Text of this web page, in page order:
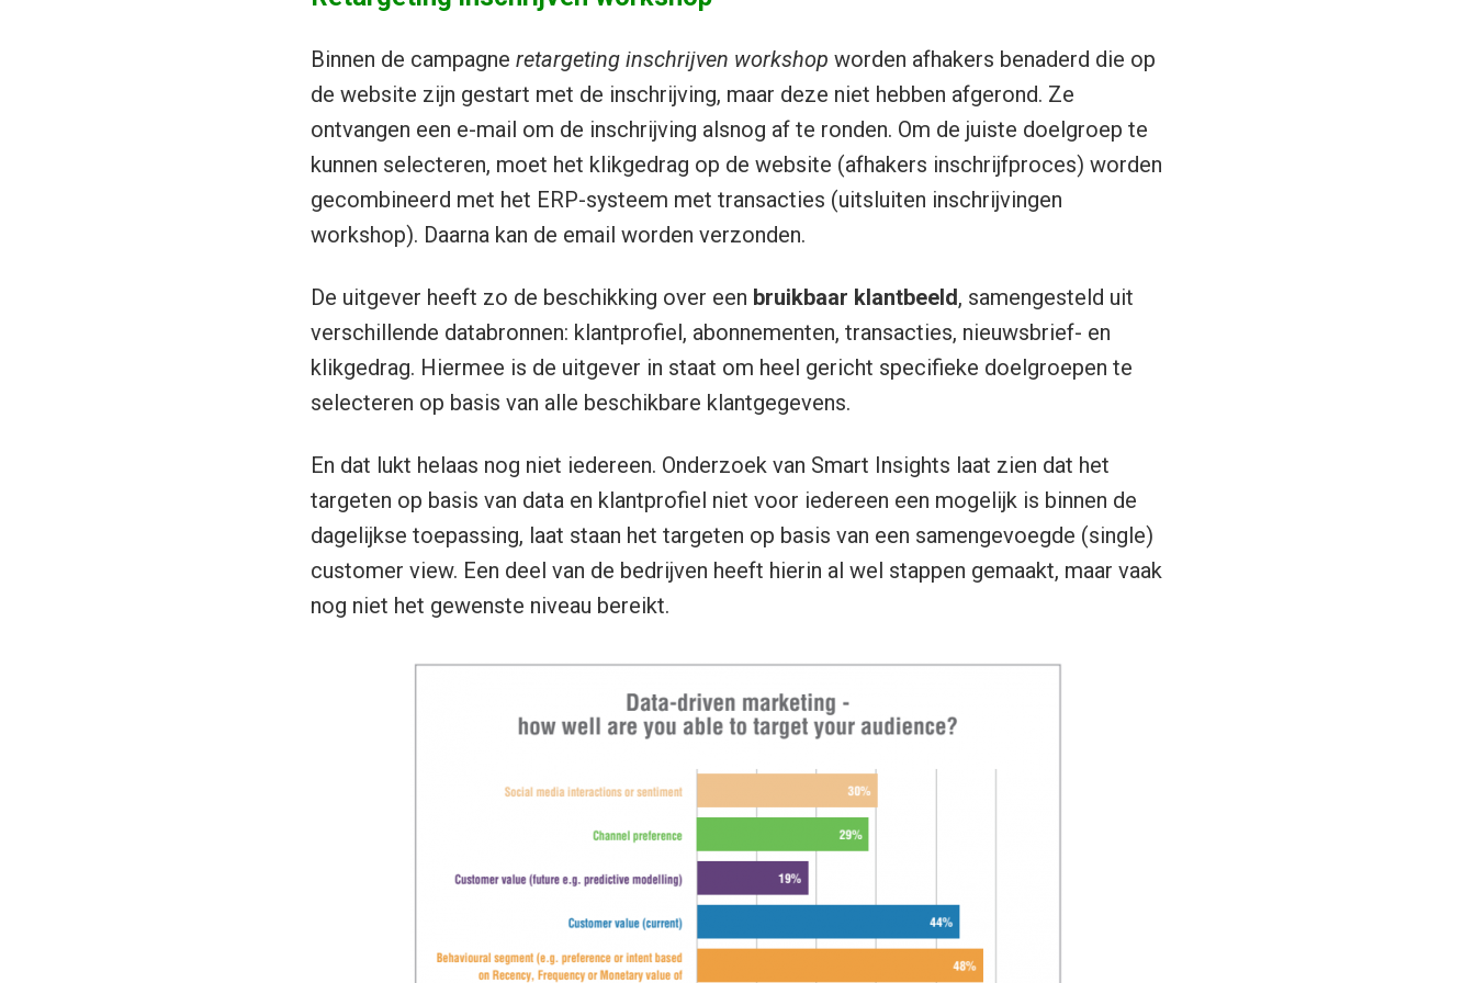
Binnen de campagne retargeting inschrijven workshop worden afhakers benaderd die op
de website zijn gestart met de inschrijving, maar deze niet hebben afgerond. Ze
ontvangen een e-mail om de inschrijving alsnog af te ronden. Om de juiste doelgroep te
kunnen selecteren, moet het klikgedrag op de website (afhakers inschrijfproces) worden
gecombineerd met het ERP-systeem met transacties (uitsluiten inschrijvingen
workshop). Daarna kan de email worden verzonden.
De uitgever heeft zo de beschikking over een bruikbaar klantbeeld, samengesteld uit
verschillende databronnen: klantprofiel, abonnementen, transacties, nieuwsbrief- en
klikgedrag. Hiermee is de uitgever in staat om heel gericht specifieke doelgroepen te
selecteren op basis van alle beschikbare klantgegevens.
En dat lukt helaas nog niet iedereen. Onderzoek van Smart Insights laat zien dat het
targeten op basis van data en klantprofiel niet voor iedereen een mogelijk is binnen de
dagelijkse toepassing, laat staan het targeten op basis van een samengevoegde (single)
customer view. Een deel van de bedrijven heeft hierin al wel stappen gemaakt, maar vaak
nog niet het gewenste niveau bereikt.